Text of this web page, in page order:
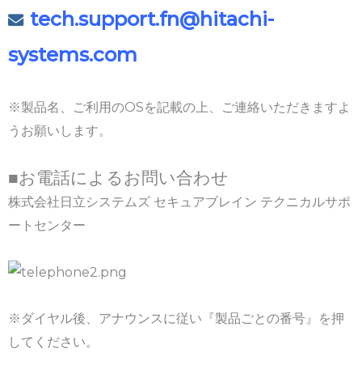
tech.support.fn@hitachi-
systems.com
※製品名、ご利用のOSを記載の上、ご連絡いただきますよ
うお願いします。
■お電話によるお問い合わせ
株式会社日立システムズ セキュアブレイン テクニカルサポ
ートセンター
※ダイヤル後、アナウンスに従い『製品ごとの番号』を押
してください。